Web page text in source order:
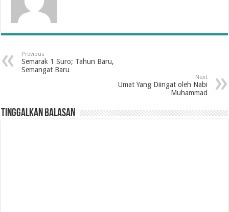
Previous
Semarak 1 Suro; Tahun Baru,
Semangat Baru
Next
Umat Yang Diingat oleh Nabi
Muhammad
Tinggalkan Balasan